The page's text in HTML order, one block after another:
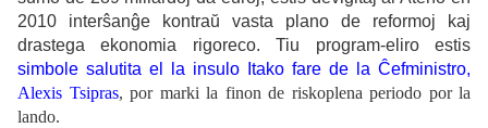
2010 interŝanĝe kontraŭ vasta plano de reformoj kaj
drastega ekonomia rigoreco. Tiu program-eliro estis
simbole salutita el la insulo Itako fare de la Ĉefministro,
Alexis Tsipras, por marki la finon de riskoplena periodo por la
lando.